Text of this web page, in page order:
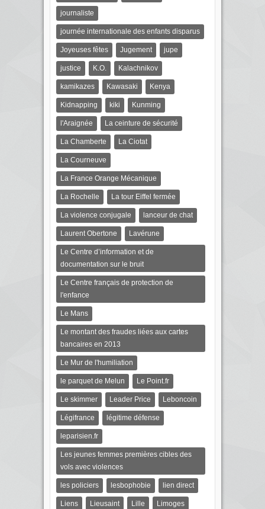
journaliste
journée internationale des enfants disparus
Joyeuses fêtes Jugement jupe
justice K.O. Kalachnikov
kamikazes Kawasaki Kenya
Kidnapping kiki Kunming
l'Araignée La ceinture de sécurité
La Chamberte La Ciotat
La Courneuve
La France Orange Mécanique
La Rochelle La tour Eiffel fermée
La violence conjugale lanceur de chat
Laurent Obertone Lavérune
Le Centre d’information et de
documentation sur le bruit
Le Centre français de protection de
l'enfance
Le Mans
Le montant des fraudes liées aux cartes
bancaires en 2013
Le Mur de l'humiliation
le parquet de Melun Le Point.fr
Le skimmer Leader Price Leboncoin
Légifrance légitime défense
leparisien.fr
Les jeunes femmes premières cibles des
vols avec violences
les policiers lesbophobie lien direct
Liens Lieusaint Lille Limoges